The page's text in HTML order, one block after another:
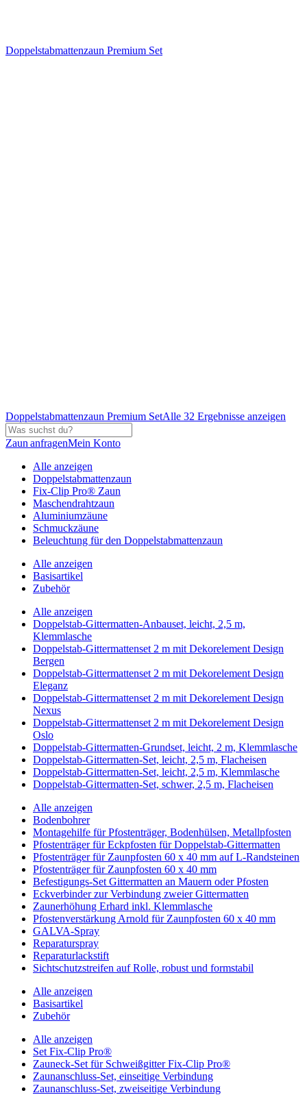
Doppelstabmattenzaun Premium Set
Doppelstabmattenzaun Premium SetAlle 32 Ergebnisse anzeigen
Zaun anfragenMein Konto
Alle anzeigen
Doppelstabmattenzaun
Fix-Clip Pro® Zaun
Maschendrahtzaun
Aluminiumzäune
Schmuckzäune
Beleuchtung für den Doppelstabmattenzaun
Alle anzeigen
Basisartikel
Zubehör
Alle anzeigen
Doppelstab-Gittermatten-Anbauset, leicht, 2,5 m,
Klemmlasche
Doppelstab-Gittermattenset 2 m mit Dekorelement Design
Bergen
Doppelstab-Gittermattenset 2 m mit Dekorelement Design
Eleganz
Doppelstab-Gittermattenset 2 m mit Dekorelement Design
Nexus
Doppelstab-Gittermattenset 2 m mit Dekorelement Design
Oslo
Doppelstab-Gittermatten-Grundset, leicht, 2 m, Klemmlasche
Doppelstab-Gittermatten-Set, leicht, 2,5 m, Flacheisen
Doppelstab-Gittermatten-Set, leicht, 2,5 m, Klemmlasche
Doppelstab-Gittermatten-Set, schwer, 2,5 m, Flacheisen
Alle anzeigen
Bodenbohrer
Montagehilfe für Pfostenträger, Bodenhülsen, Metallpfosten
Pfostenträger für Eckpfosten für Doppelstab-Gittermatten
Pfostenträger für Zaunpfosten 60 x 40 mm auf L-Randsteinen
Pfostenträger für Zaunpfosten 60 x 40 mm
Befestigungs-Set Gittermatten an Mauern oder Pfosten
Eckverbinder zur Verbindung zweier Gittermatten
Zaunerhöhung Erhard inkl. Klemmlasche
Pfostenverstärkung Arnold für Zaunpfosten 60 x 40 mm
GALVA-Spray
Reparaturspray
Reparaturlackstift
Sichtschutzstreifen auf Rolle, robust und formstabil
Alle anzeigen
Basisartikel
Zubehör
Alle anzeigen
Set Fix-Clip Pro®
Zauneck-Set für Schweißgitter Fix-Clip Pro®
Zaunanschluss-Set, einseitige Verbindung
Zaunanschluss-Set, zweiseitige Verbindung